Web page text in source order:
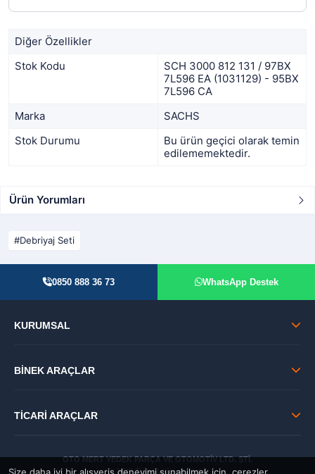
Diğer Özellikler
Stok Kodu
SCH 3000 812 131 / 97BX
7L596 EA (1031129) - 95BX
7L596 CA
Marka
SACHS
Stok Durumu
Bu ürün geçici olarak temin
edilememektedir.
Ürün Yorumları
Debriyaj Seti
0850 888 36 73 WhatsApp Destek
KURUMSAL
BİNEK ARAÇLAR
TİCARİ ARAÇLAR
OTO MERT YEDEK PARÇA VE OTOMOTİV LTD. ŞTİ.
© 2026 Tüm Hakları Saklıdır.